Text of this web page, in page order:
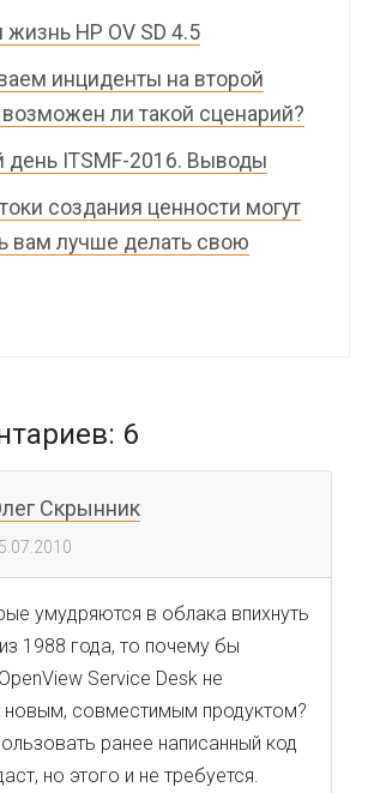
жизнь HP OV SD 4.5
инциденты на второй
ли такой сценарий?
день ITSMF-2016. Выводы
создания ценности могут
вам лучше делать свою
6
Скрынник
умудряются в облака впихнуть
1988 года, то почему бы
Service Desk не
новым, совместимым продуктом?
ранее написанный код
но этого и не требуется.